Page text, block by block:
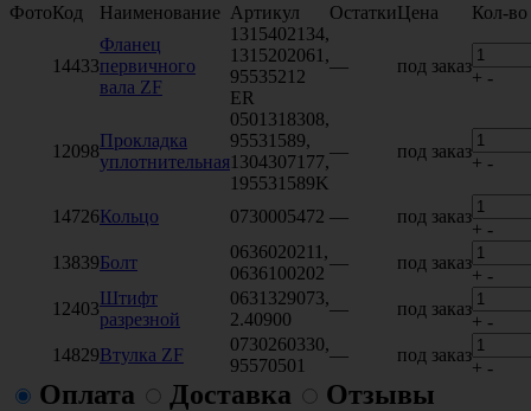
ФотоКод Наименование Артикул ОстаткиЦена Кол-во
14433
Фланец
первичного
вала ZF
1315402134,
1315202061,
95535212
ER
— под заказ
+ -
12098
Прокладка
уплотнительная
0501318308,
95531589,
1304307177,
195531589K
— под заказ
+ -
14726Кольцо 0730005472 — под заказ
+ -
13839Болт
0636020211,
0636100202
— под заказ
+ -
12403
Штифт
разрезной
0631329073,
2.40900
— под заказ
+ -
14829Втулка ZF
0730260330,
95570501
— под заказ
+ -
Оплата Доставка Отзывы